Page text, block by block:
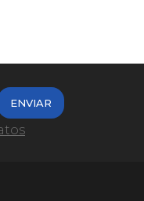
ENVIAR